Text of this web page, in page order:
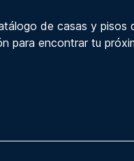
de casas y pisos
para encontrar tu